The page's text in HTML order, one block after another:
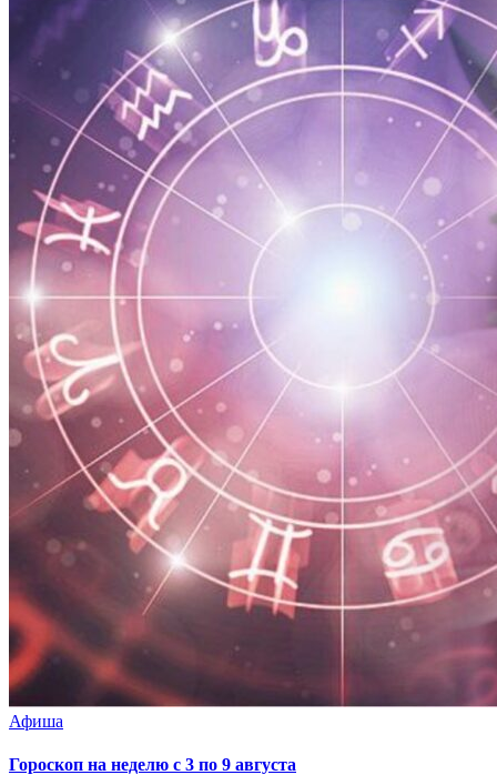
Афиша
Гороскоп на неделю с 3 по 9 августа